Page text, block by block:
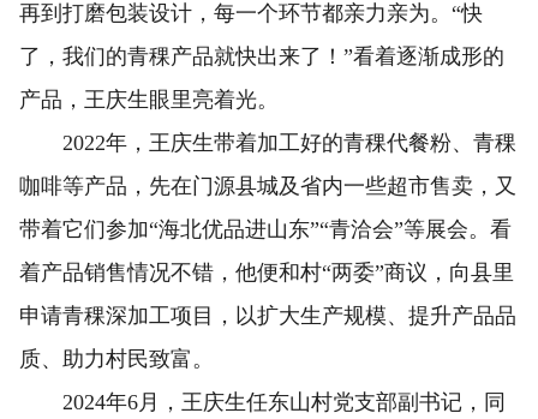
再到打磨包装设计，每一个环节都亲力亲为。“快
了，我们的青稞产品就快出来了！”看着逐渐成形的
产品，王庆生眼里亮着光。
2022年，王庆生带着加工好的青稞代餐粉、青稞
咖啡等产品，先在门源县城及省内一些超市售卖，又
带着它们参加“海北优品进山东”“青洽会”等展会。看
着产品销售情况不错，他便和村“两委”商议，向县里
申请青稞深加工项目，以扩大生产规模、提升产品品
质、助力村民致富。
2024年6月，王庆生任东山村党支部副书记，同